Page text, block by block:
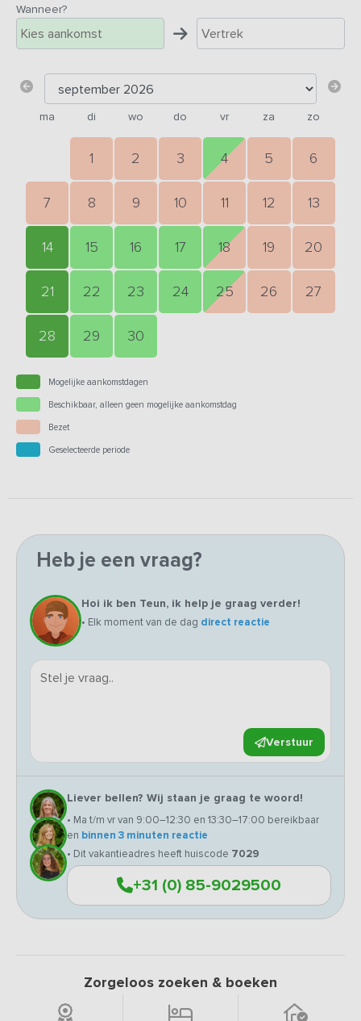
Wanneer?
ma di wo do vr za zo
1 2 3 4 5 6
7 8 9 10 11 12 13
14 15 16 17 18 19 20
21 22 23 24 25 26 27
28 29 30
Mogelijke aankomstdagen
Beschikbaar, alleen geen mogelijke aankomstdag
Bezet
Geselecteerde periode
Heb je een vraag?
Hoi ik ben Teun, ik help je graag verder!
• Elk moment van de dag direct reactie
Verstuur
Liever bellen? Wij staan je graag te woord!
• Ma t/m vr van 9:00–12:30 en 13:30–17:00 bereikbaar
en binnen 3 minuten reactie
• Dit vakantieadres heeft huiscode 7029
+31 (0) 85-9029500
Zorgeloos zoeken & boeken